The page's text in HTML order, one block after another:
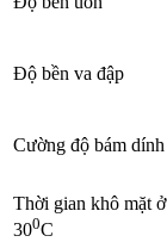
Độ bền va đập
Cường độ bám dính
Thời gian khô mặt ở
300C